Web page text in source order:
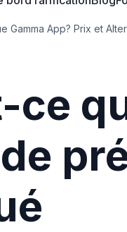
Gamma App? Prix et
ce